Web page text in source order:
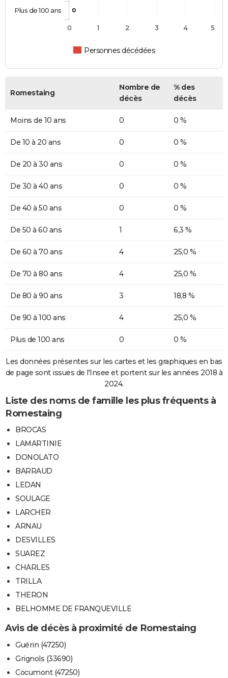
0
Personnes décédées
Plus de 100 ans
0 1 2 3 4 5
Romestaing
Nombre de
décès
% des
décès
Moins de 10 ans 0 0 %
De 10 à 20 ans 0 0 %
De 20 à 30 ans 0 0 %
De 30 à 40 ans 0 0 %
De 40 à 50 ans 0 0 %
De 50 à 60 ans 1 6,3 %
De 60 à 70 ans 4 25,0 %
De 70 à 80 ans 4 25,0 %
De 80 à 90 ans 3 18,8 %
De 90 à 100 ans 4 25,0 %
Plus de 100 ans 0 0 %
Les données présentes sur les cartes et les graphiques en bas
de page sont issues de l'Insee et portent sur les années 2018 à
2024.
Liste des noms de famille les plus fréquents à
Romestaing
BROCAS
LAMARTINIE
DONOLATO
BARRAUD
LEDAN
SOULAGE
LARCHER
ARNAU
DESVILLES
SUAREZ
CHARLES
TRILLA
THERON
BELHOMME DE FRANQUEVILLE
Avis de décès à proximité de Romestaing
Guérin (47250)
Grignols (33690)
Cocumont (47250)